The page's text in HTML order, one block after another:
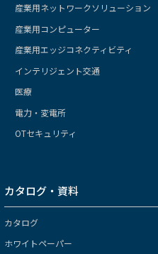
産業用ネットワークソリューション
産業用コンピューター
産業用エッジコネクティビティ
インテリジェント交通
医療
電力・変電所
OTセキュリティ
カタログ・資料
カタログ
ホワイトペーパー